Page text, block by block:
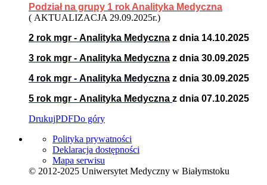
Podział na grupy 1 rok Analityka Medyczna
( AKTUALIZACJA 29.09.2025r.)
2 rok mgr - Analityka Medyczna z dnia 14.10.2025
3 rok mgr - Analityka Medyczna z dnia 30.09.2025
4 rok mgr - Analityka Medyczna z dnia 30.09.2025
5 rok mgr - Analityka Medyczna z dnia 07.10.2025
DrukujPDFDo góry
Polityka prywatności
Deklaracja dostępności
Mapa serwisu
© 2012-2025 Uniwersytet Medyczny w Białymstoku